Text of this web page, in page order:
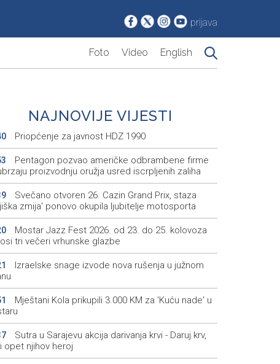
prijava
Foto Video English
NAJNOVIJE VIJESTI
Priopćenje za javnost HDZ 1990
Pentagon pozvao američke odbrambene firme
proizvodnju oružja usred iscrpljenih zaliha
Svečano otvoren 26. Cazin Grand Prix, staza
zmija' ponovo okupila ljubitelje motosporta
Mostar Jazz Fest 2026. od 23. do 25. kolovoza
tri večeri vrhunske glazbe
Izraelske snage izvode nova rušenja u južnom
Mještani Kola prikupili 3.000 KM za 'Kuću nade' u
Sutra u Sarajevu akcija darivanja krvi - Daruj krv,
opet njihov heroj